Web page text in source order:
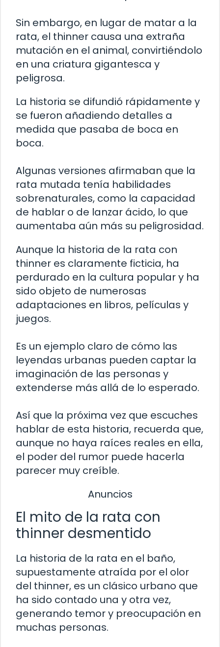
Sin embargo, en lugar de matar a la
rata, el thinner causa una extraña
mutación en el animal, convirtiéndolo
en una criatura gigantesca y
peligrosa.
La historia se difundió rápidamente y
se fueron añadiendo detalles a
medida que pasaba de boca en
boca.
Algunas versiones afirmaban que la
rata mutada tenía habilidades
sobrenaturales, como la capacidad
de hablar o de lanzar ácido, lo que
aumentaba aún más su peligrosidad.
Aunque la historia de la rata con
thinner es claramente ficticia, ha
perdurado en la cultura popular y ha
sido objeto de numerosas
adaptaciones en libros, películas y
juegos.
Es un ejemplo claro de cómo las
leyendas urbanas pueden captar la
imaginación de las personas y
extenderse más allá de lo esperado.
Así que la próxima vez que escuches
hablar de esta historia, recuerda que,
aunque no haya raíces reales en ella,
el poder del rumor puede hacerla
parecer muy creíble.
Anuncios
El mito de la rata con
thinner desmentido
La historia de la rata en el baño,
supuestamente atraída por el olor
del thinner, es un clásico urbano que
ha sido contado una y otra vez,
generando temor y preocupación en
muchas personas.